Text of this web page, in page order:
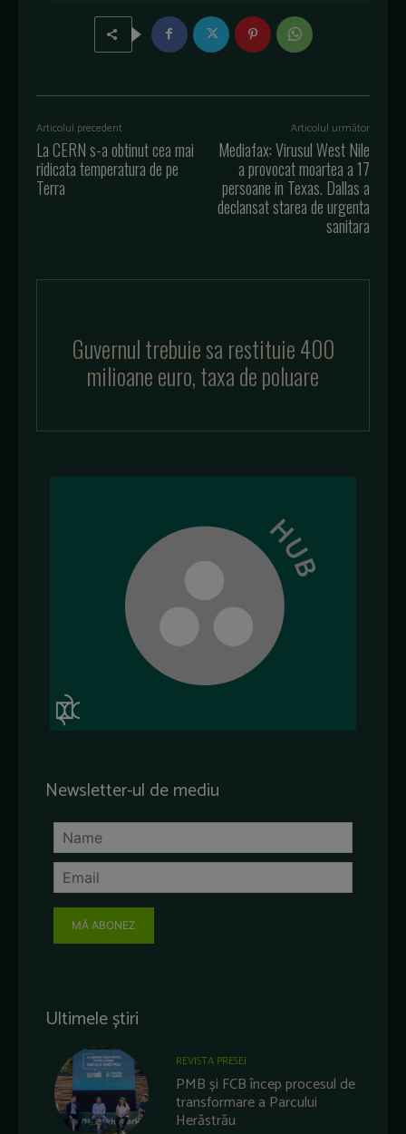
Articolul precedent
La CERN s-a obtinut cea mai
ridicata temperatura de pe
Terra
Articolul următor
Mediafax: Virusul West Nile
a provocat moartea a 17
persoane in Texas. Dallas a
declansat starea de urgenta
sanitara
Guvernul trebuie sa restituie 400
milioane euro, taxa de poluare
Newsletter-ul de mediu
MĂ ABONEZ
Ultimele știri
REVISTA PRESEI
PMB și FCB încep procesul de
transformare a Parcului
Herăstrău